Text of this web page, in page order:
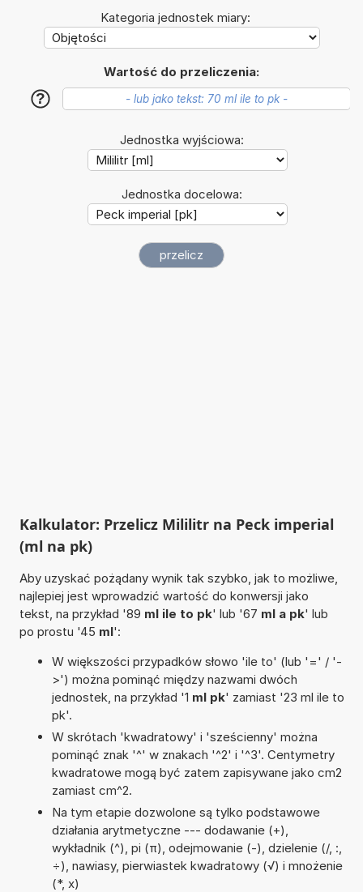
Kategoria jednostek miary:
Wartość do przeliczenia:
?
Jednostka wyjściowa:
Jednostka docelowa:
Kalkulator: Przelicz Mililitr na Peck imperial
(ml na pk)
Aby uzyskać pożądany wynik tak szybko, jak to możliwe,
najlepiej jest wprowadzić wartość do konwersji jako
tekst, na przykład '89 ml ile to pk' lub '67 ml a pk' lub
po prostu '45 ml':
W większości przypadków słowo 'ile to' (lub '=' / '-
>') można pominąć między nazwami dwóch
jednostek, na przykład '1 ml pk' zamiast '23 ml ile to
pk'.
W skrótach 'kwadratowy' i 'sześcienny' można
pominąć znak '^' w znakach '^2' i '^3'. Centymetry
kwadratowe mogą być zatem zapisywane jako cm2
zamiast cm^2.
Na tym etapie dozwolone są tylko podstawowe
działania arytmetyczne --- dodawanie (+),
wykładnik (^), pi (π), odejmowanie (-), dzielenie (/, :,
÷), nawiasy, pierwiastek kwadratowy (√) i mnożenie
(*, x)